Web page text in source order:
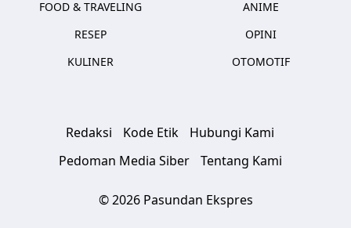
FOOD & TRAVELING
RESEP
KULINER
ANIME
OPINI
OTOMOTIF
Redaksi Kode Etik
Hubungi Kami
Pedoman Media Siber
Tentang Kami
© 2026 Pasundan Ekspres